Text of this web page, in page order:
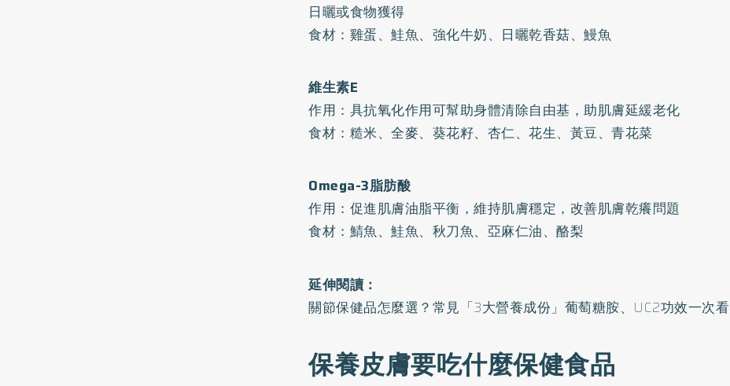
日曬或食物獲得
食材：雞蛋、鮭魚、強化牛奶、日曬乾香菇、鰻魚
維生素E
作用：具抗氧化作用可幫助身體清除自由基，助肌膚延緩老化
食材：糙米、全麥、葵花籽、杏仁、花生、黃豆、青花菜
Omega-3脂肪酸
作用：促進肌膚油脂平衡，維持肌膚穩定，改善肌膚乾癢問題
食材：鯖魚、鮭魚、秋刀魚、亞麻仁油、酪梨
延伸閱讀：
關節保健品怎麼選？常見「3大營養成份」葡萄糖胺、UC2功效一次看
保養皮膚要吃什麼保健食品